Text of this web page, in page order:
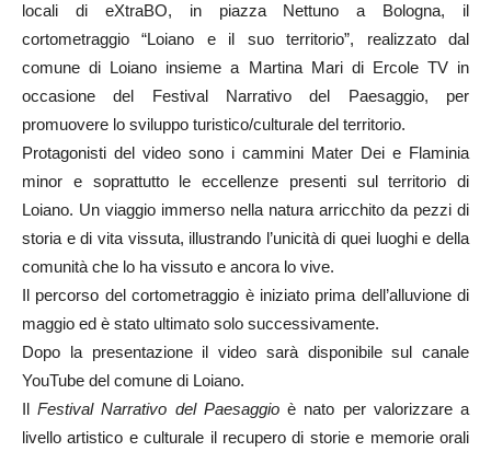
locali di eXtraBO, in piazza Nettuno a Bologna, il
cortometraggio “Loiano e il suo territorio”, realizzato dal
comune di Loiano insieme a Martina Mari di Ercole TV in
occasione del Festival Narrativo del Paesaggio, per
promuovere lo sviluppo turistico/culturale del territorio.
Protagonisti del video sono i cammini Mater Dei e Flaminia
minor e soprattutto le eccellenze presenti sul territorio di
Loiano. Un viaggio immerso nella natura arricchito da pezzi di
storia e di vita vissuta, illustrando l’unicità di quei luoghi e della
comunità che lo ha vissuto e ancora lo vive.
Il percorso del cortometraggio è iniziato prima dell’alluvione di
maggio ed è stato ultimato solo successivamente.
Dopo la presentazione il video sarà disponibile sul canale
YouTube del comune di Loiano.
IlFestival Narrativo del Paesaggioè nato per valorizzare a
livello artistico e culturale il recupero di storie e memorie orali